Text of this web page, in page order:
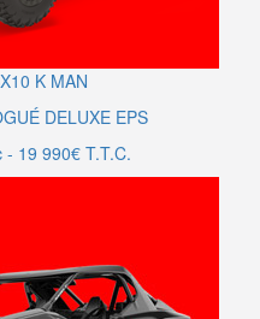
K MAN
DELUXE EPS
- 19 990€ T.T.C.